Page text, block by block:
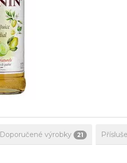
Doporučené výrobky 21